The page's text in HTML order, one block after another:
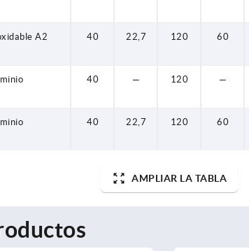
A2 40 22,7 120 60
40 — 120 —
40 22,7 120 60
AMPLIAR LA TABLA